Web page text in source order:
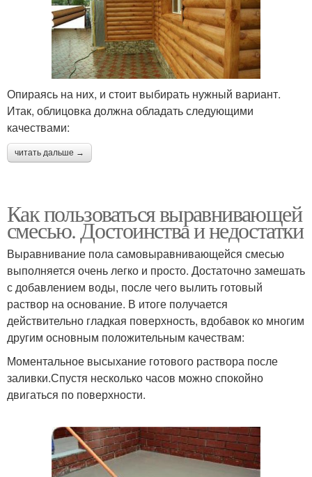
Опираясь на них, и стоит выбирать нужный вариант.
Итак, облицовка должна обладать следующими
качествами:
читать дальше →
Как пользоваться выравнивающей
смесью. Достоинства и недостатки
Выравнивание пола самовыравнивающейся смесью
выполняется очень легко и просто. Достаточно замешать
с добавлением воды, после чего вылить готовый
раствор на основание. В итоге получается
действительно гладкая поверхность, вдобавок ко многим
другим основным положительным качествам:
Моментальное высыхание готового раствора после
заливки.Спустя несколько часов можно спокойно
двигаться по поверхности.